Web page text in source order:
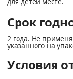
Срок
2 года. Не
указанного на
Условия